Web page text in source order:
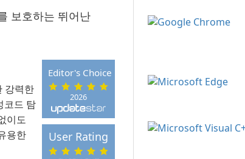
보호하는 뛰어난
2026
Editor's Choice
User Rating
강력한
코드 탐
이도
용한